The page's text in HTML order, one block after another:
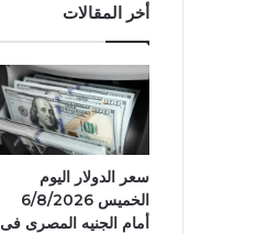
أخر المقالات
سعر الدولار اليوم
الخميس 6/8/2026
أمام الجنيه المصرى فى